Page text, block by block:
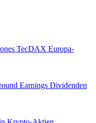
TecDAX Europa-
Earnings Dividenden